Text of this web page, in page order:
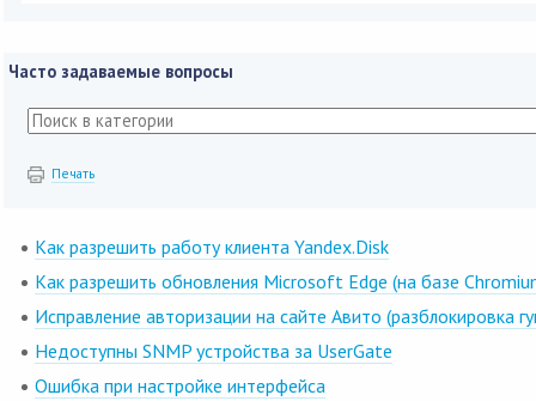
Часто задаваемые вопросы
Печать
Как разрешить работу клиента Yandex.Disk
Как разрешить обновления Microsoft Edge (на базе
Исправление авторизации на сайте Авито (разблокировка
Недоступны SNMP устройства за UserGate
Ошибка при настройке интерфейса